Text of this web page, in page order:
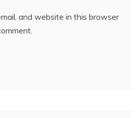
and website in this browser